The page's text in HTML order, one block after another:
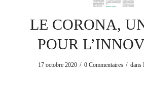
LE CORONA,
POUR
17 octobre 2020 / 0 Commentaires / dans